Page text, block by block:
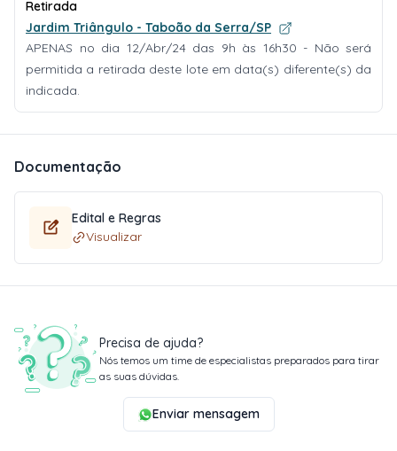
Retirada
Jardim Triângulo - Taboão da Serra/SP
APENAS no dia 12/Abr/24 das 9h às 16h30 - Não será
permitida a retirada deste lote em data(s) diferente(s) da
indicada.
Documentação
Edital e Regras
Visualizar
Precisa de ajuda?
Nós temos um time de especialistas preparados para tirar
as suas dúvidas.
Enviar mensagem